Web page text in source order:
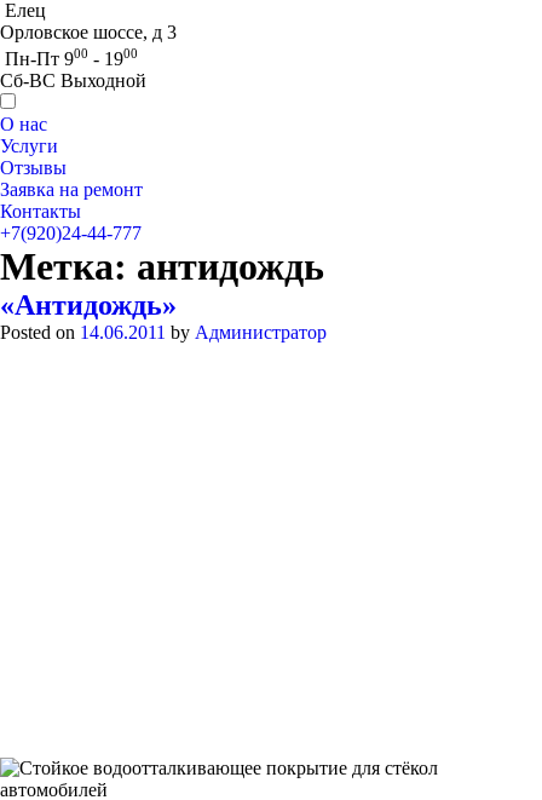
Елец
Орловское шоссе, д 3
Пн-Пт 900 - 1900
Сб-ВС Выходной
О нас
Услуги
Отзывы
Заявка на ремонт
Контакты
+7(920)24-44-777
Метка: антидождь
«Антидождь»
Posted on 14.06.2011 by Администратор